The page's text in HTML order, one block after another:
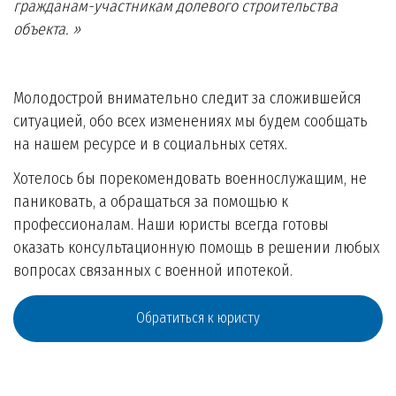
гражданам-участникам долевого строительства
объекта. »
Молодострой внимательно следит за сложившейся
ситуацией, обо всех изменениях мы будем сообщать
на нашем ресурсе и в социальных сетях.
Хотелось бы порекомендовать военнослужащим, не
паниковать, а обращаться за помощью к
профессионалам. Наши юристы всегда готовы
оказать консультационную помощь в решении любых
вопросах связанных с военной ипотекой.
Обратиться к юристу